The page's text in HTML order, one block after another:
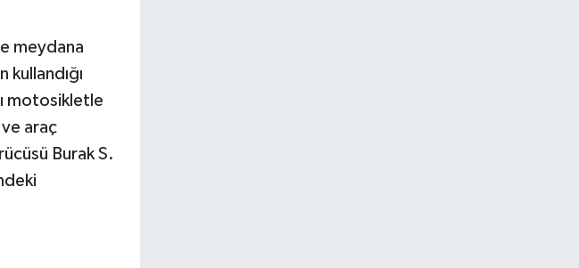
meydana
motosikletle
araç
Burak S.